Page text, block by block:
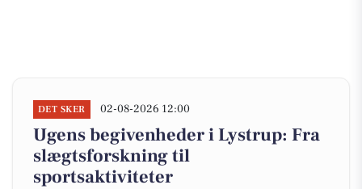
DET SKER 02-08-2026 12:00
Ugens begivenheder i Lystrup: Fra
slægtsforskning til
sportsaktiviteter